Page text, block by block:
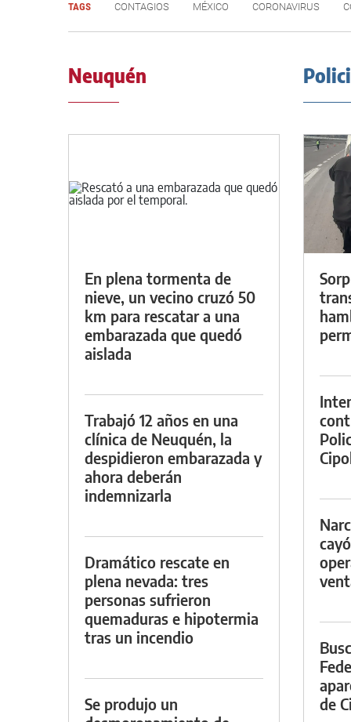
TAGS CONTAGIOS MÉXICO CORONAVIRUS
Neuquén
En plena tormenta de
nieve, un vecino cruzó 50
km para rescatar a una
embarazada que quedó
aislada
Trabajó 12 años en una
clínica de Neuquén, la
despidieron embarazada y
ahora deberán
indemnizarla
Dramático rescate en
plena nevada: tres
personas sufrieron
quemaduras e hipotermia
tras un incendio
Se produjo un
de